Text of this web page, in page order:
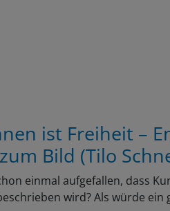
ist Freiheit –
Bild (Tilo
einmal aufgefallen, dass
wird? Als würde ein